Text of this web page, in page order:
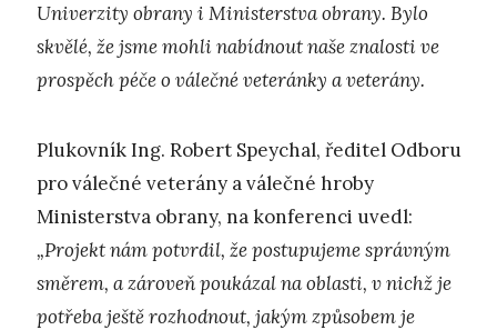
Univerzity obrany i Ministerstva obrany. Bylo
skvělé, že jsme mohli nabídnout naše znalosti ve
prospěch péče o válečné veteránky a veterány.
Plukovník Ing. Robert Speychal, ředitel Odboru
pro válečné veterány a válečné hroby
Ministerstva obrany, na konferenci uvedl:
„Projekt nám potvrdil, že postupujeme správným
směrem, a zároveň poukázal na oblasti, v nichž je
potřeba ještě rozhodnout, jakým způsobem je